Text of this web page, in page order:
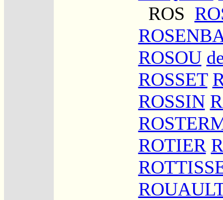
ROS
ROSOU
ROSSET
ROSSIN
ROTIER